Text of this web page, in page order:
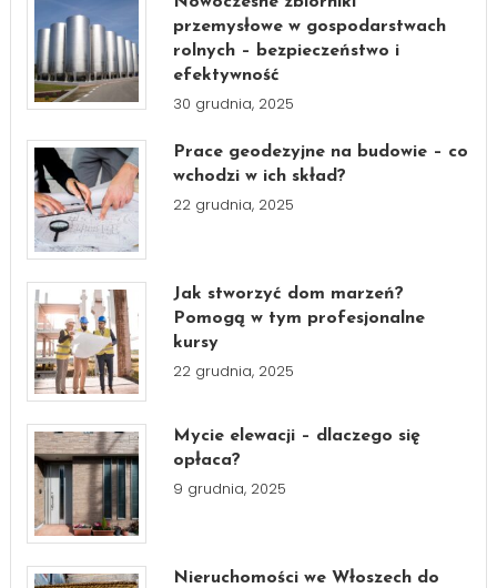
przemysłowe w gospodarstwach
rolnych – bezpieczeństwo i
efektywność
30 grudnia, 2025
Prace geodezyjne na budowie – co
wchodzi w ich skład?
22 grudnia, 2025
Jak stworzyć dom marzeń?
Pomogą w tym profesjonalne
kursy
22 grudnia, 2025
Mycie elewacji – dlaczego się
opłaca?
9 grudnia, 2025
Nieruchomości we Włoszech do